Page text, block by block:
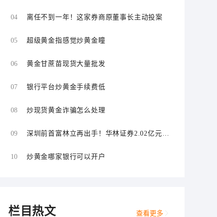
04
离任不到一年！这家券商原董事长主动投案
05 超级黄金指感觉炒黄金瞳
06 黄金甘蔗苗现货大量批发
07 银行平台炒黄金手续费低
08 炒现货黄金诈骗怎么处理
09
深圳前首富林立再出手！华林证券2.02亿元拟
10
炒黄金哪家银行可以开户
栏目热文 查看更多